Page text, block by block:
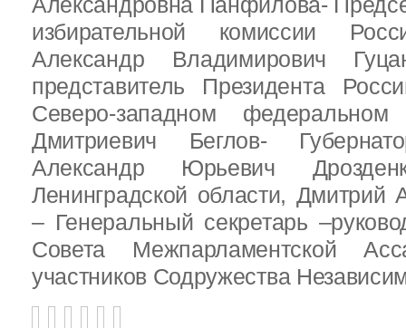
избирательной комиссии
Александр Владимирович
представитель Президента
Северо-западном федеральном
Дмитриевич Беглов-
Александр Юрьевич
Ленинградской области, Дмитрий
– Генеральный секретарь
Совета Межпарламентской
участников Содружества